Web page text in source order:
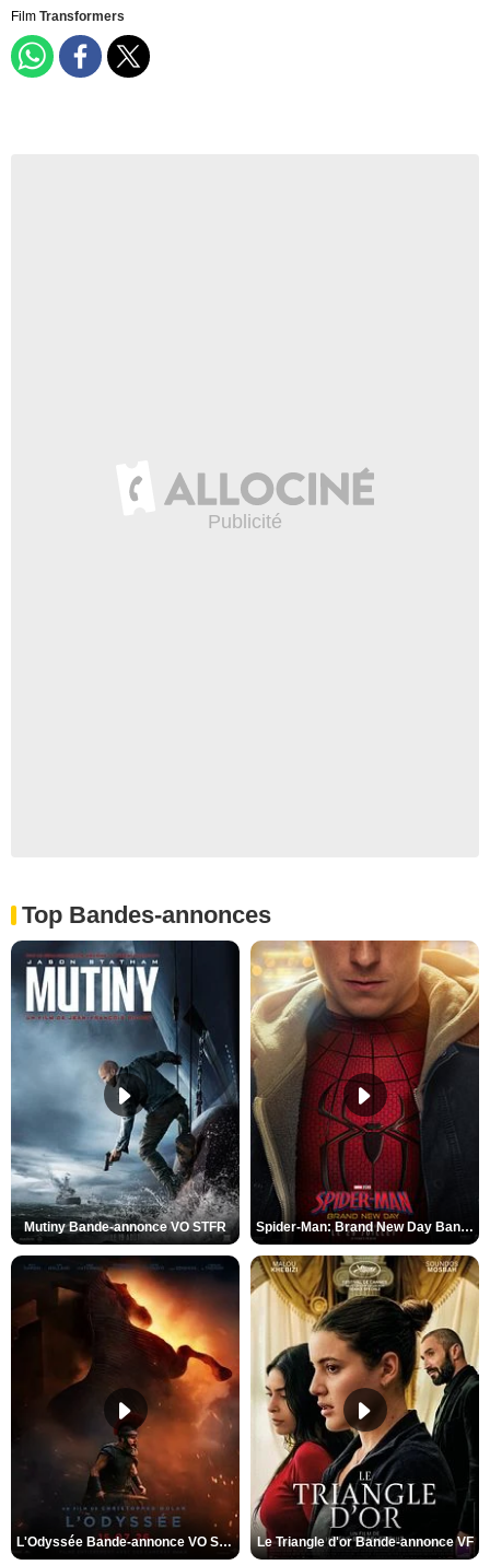
Film Transformers
Top Bandes-annonces
Mutiny Bande-annonce VO STFR Spider-Man: Brand New Day Bande-annonce VO STFR
L'Odyssée Bande-annonce VO STFR Le Triangle d'or Bande-annonce VF